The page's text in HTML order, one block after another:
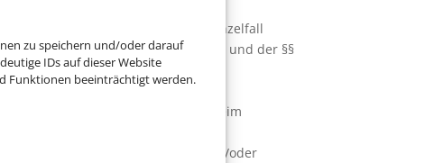
zu speichern und/oder darauf
IDs auf dieser Website
Funktionen beeinträchtigt werden.
entgegenstehen, aus den im Einzelfall
der §§ 675, 631 ff. BGB und der §§
hin die Buchungsanfrage beim
Reiseleistung zu ermitteln und/oder